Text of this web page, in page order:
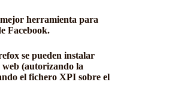
herramienta para
Facebook.
se pueden instalar
web (autorizando la
el fichero XPI sobre el